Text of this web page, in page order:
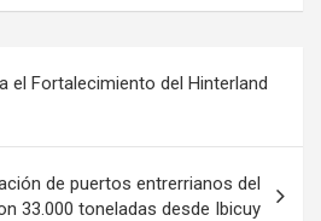
at
s
A
p
p
el Fortalecimiento del Hinterland
de puertos entrerrianos del
33.000 toneladas desde Ibicuy